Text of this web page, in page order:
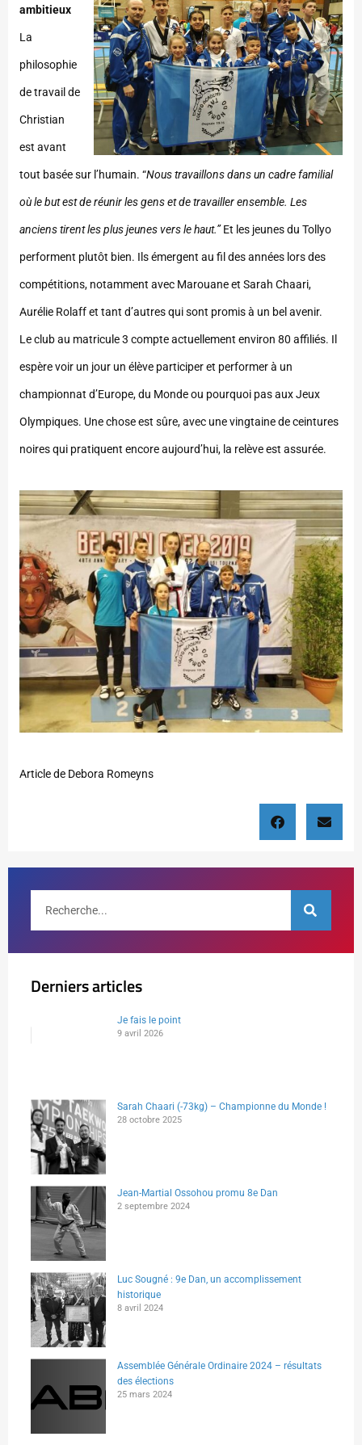
ambitieux
La
philosophie
de travail de
Christian
est avant
tout basée sur l’humain. “Nous travaillons dans un cadre familial
où le but est de réunir les gens et de travailler ensemble. Les
anciens tirent les plus jeunes vers le haut.”Et les jeunes du Tollyo
performent plutôt bien. Ils émergent au fil des années lors des
compétitions, notamment avec Marouane et Sarah Chaari,
Aurélie Rolaff et tant d’autres qui sont promis à un bel avenir.
Le club au matricule 3 compte actuellement environ 80 affiliés. Il
espère voir un jour un élève participer et performer à un
championnat d’Europe, du Monde ou pourquoi pas aux Jeux
Olympiques. Une chose est sûre, avec une vingtaine de ceintures
noires qui pratiquent encore aujourd’hui, la relève est assurée.
Article de Debora Romeyns
Derniers articles
Je fais le point
9 avril 2026
Sarah Chaari (-73kg) – Championne du Monde !
28 octobre 2025
Jean-Martial Ossohou promu 8e Dan
2 septembre 2024
Luc Sougné : 9e Dan, un accomplissement
historique
8 avril 2024
Assemblée Générale Ordinaire 2024 – résultats
des élections
25 mars 2024